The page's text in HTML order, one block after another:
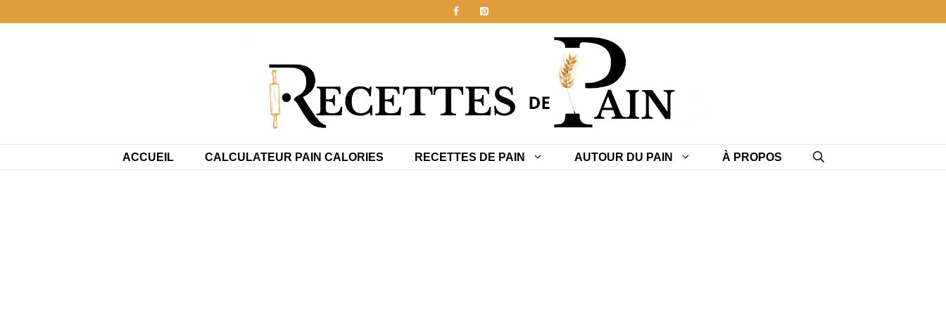
au
ACCUEIL CALCULATEUR PAIN CALORIES RECETTES DE PAIN AUTOUR DU PAIN À PROPOS